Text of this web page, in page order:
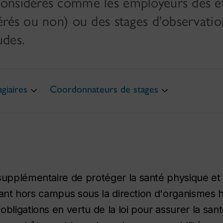
ou non) ou des stages
Coordonnateurs de stages
de protéger la santé physique
hors campus sous la direction d'organismes
en vertu de la loi pour assurer la